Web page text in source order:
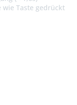
Taste gedrückt